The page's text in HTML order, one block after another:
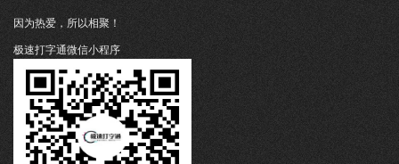
因为热爱，所以相聚！
极速打字通微信小程序